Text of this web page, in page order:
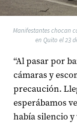
Manifestantes chocan
en Quito el 23
“Al pasar por
cámaras y
precaución.
esperábamos
había silencio y